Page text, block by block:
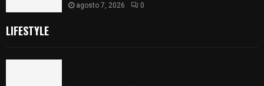
agosto 7, 2026 0
LIFESTYLE